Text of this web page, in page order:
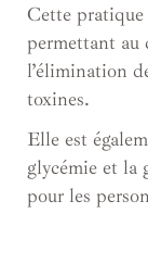
Cette pratique
permettant au
l’élimination
toxines.
Elle est
glycémie et la
pour les